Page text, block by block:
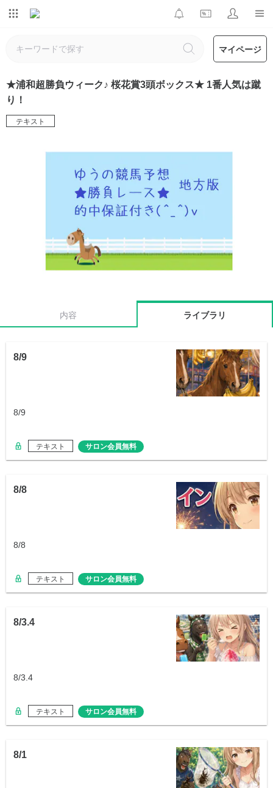
マイページ
★浦和超勝負ウィーク♪ 桜花賞3頭ボックス★ 1番人気は蹴
り！
テキスト
内容 ライブラリ
8/9
8/9
テキスト サロン会員無料
8/8
8/8
テキスト サロン会員無料
8/3.4
8/3.4
テキスト サロン会員無料
8/1